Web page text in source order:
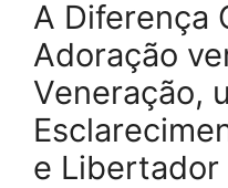
A Diferença
Adoração
Veneração,
e Libertador